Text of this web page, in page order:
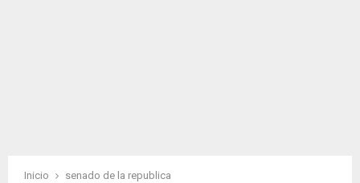
Inicio senado de la republica